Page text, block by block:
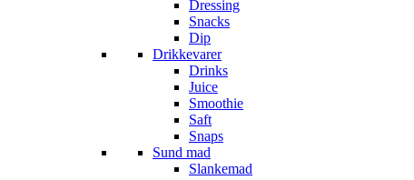
Dressing
Snacks
Dip
Drikkevarer
Drinks
Juice
Smoothie
Saft
Snaps
Sund mad
Slankemad